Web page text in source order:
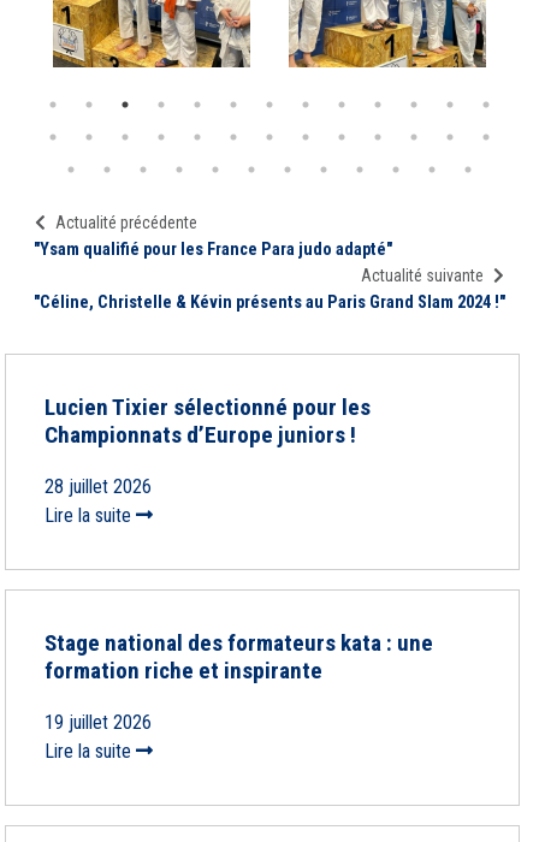
Actualité précédente
"Ysam qualifié pour les France Para judo adapté"
Actualité suivante
"Céline, Christelle & Kévin présents au Paris Grand Slam 2024 !"
Lucien Tixier sélectionné pour les
Championnats d’Europe juniors !
28 juillet 2026
Lire la suite
Stage national des formateurs kata : une
formation riche et inspirante
19 juillet 2026
Lire la suite